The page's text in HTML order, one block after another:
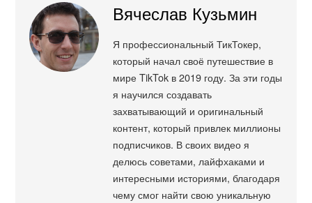
Вячеслав Кузьмин
Я профессиональный ТикТокер,
который начал своё путешествие в
мире TikTok в 2019 году. За эти годы
я научился создавать
захватывающий и оригинальный
контент, который привлек миллионы
подписчиков. В своих видео я
делюсь советами, лайфхаками и
интересными историями, благодаря
чему смог найти свою уникальную